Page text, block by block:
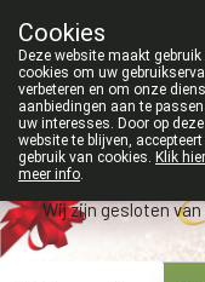
Wij zijn gesloten
Cookies
Deze website maakt gebruik
cookies om uw
verbeteren en om onze
aanbiedingen aan te
uw interesses. Door op deze
website te blijven,
gebruik van cookies. Klik
meer info.